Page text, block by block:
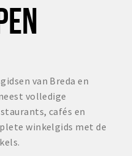
van Breda en
volledige
cafés en
winkelgids met de